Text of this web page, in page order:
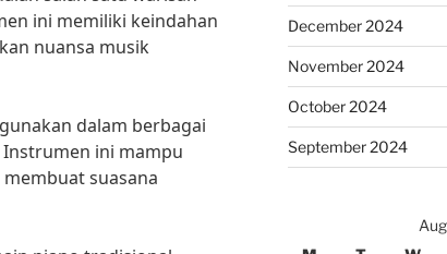
ini memiliki keindahan
nuansa musik
dalam berbagai
ini mampu
suasana
December 2024
November 2024
October 2024
September 2024